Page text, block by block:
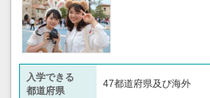
入学できる
都道府県
47都道府県及び海外